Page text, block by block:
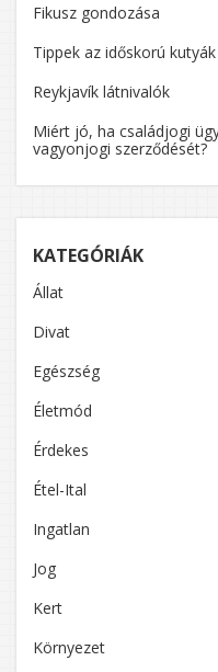
Fikusz gondozása
Tippek az időskorú
Reykjavík látnivalók
Miért jó, ha családjogi
vagyonjogi szerződését?
KATEGÓRIÁK
Állat
Divat
Egészség
Életmód
Érdekes
Étel-Ital
Ingatlan
Jog
Kert
Környezet